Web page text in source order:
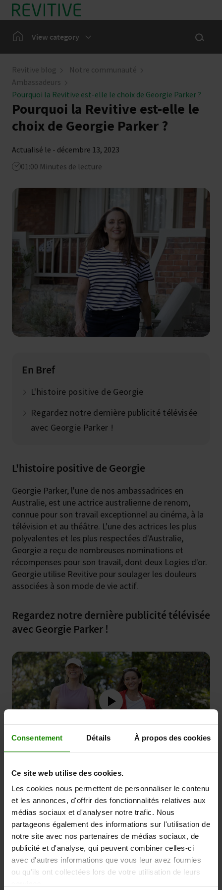
Consentement Détails À propos des cookies
Ce site web utilise des cookies.
Les cookies nous permettent de personnaliser le contenu
et les annonces, d'offrir des fonctionnalités relatives aux
médias sociaux et d'analyser notre trafic. Nous
partageons également des informations sur l'utilisation de
notre site avec nos partenaires de médias sociaux, de
publicité et d'analyse, qui peuvent combiner celles-ci
avec d'autres informations que vous leur avez fournies
ou qu'ils ont collectées lors de votre utilisation de leurs
Skip to main content
HomeView category Show
Revitive blog
Notre communauté
Ambassadeurs
Pourquoi la Revitive est-elle le choix de Georgie Parker ?
Pourquoi la Revitive est-elle le
choix de Georgie Parker ?
Actualisé le - décembre 13, 2023
01:00 Minutes de lecture
En Bref
L'histoire positive de Georgie
Regardez notre dernière publicité télévisée
avec Georgie Parker !
L'histoire positive de Georgie
Georgie Parker, l'une de nos ambassadrices en
Australie, est une actrice australienne de renom,
connue pour son travail exceptionnel au cinéma, à la
télévision et au théâtre. L'une des actrices les plus
polyvalentes et les plus respectées d'Australie,
Georgie a reçu de nombreuses nominations et
récompenses pour son travail, dont deux Logies d'or.
Georgie utilise Revitive pour soulager les douleurs
associées à son mode de vie actif.
Regardez notre dernière publicité télévisée
avec Georgie Parker !
heures par jour sur le plateau et dans les lieux de
tournage est fatigant. Et si je suis dans une pièce de
théâtre, je dois faire preuve de beaucoup d'agilité
physique et d'endurance. Je ne peux donc pas vous
dire le soulagement que j'ai ressenti lorsque j'ai
commencé à utiliser Revitive. Littéralement, la
première fois que je l'ai essayé, j'ai été stupéfaite.
J'ai tout de suite compris l'impact qu'il allait avoir sur